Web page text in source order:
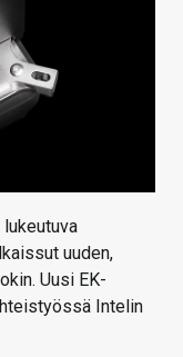
uuden,
Uusi EK-
Intelin